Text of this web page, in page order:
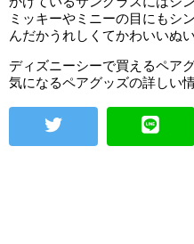
ミッキーやミニーの目にもシ
んだかうれしくてかわいいぬ
ディズニーシーで買えるペア
気になるペアグッズの詳しい